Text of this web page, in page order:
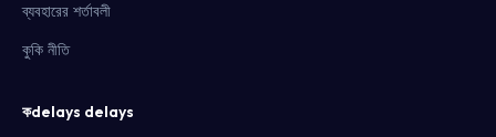
ব্যবহারের শর্তাবলী
কুকি নীতি
কdelays delays